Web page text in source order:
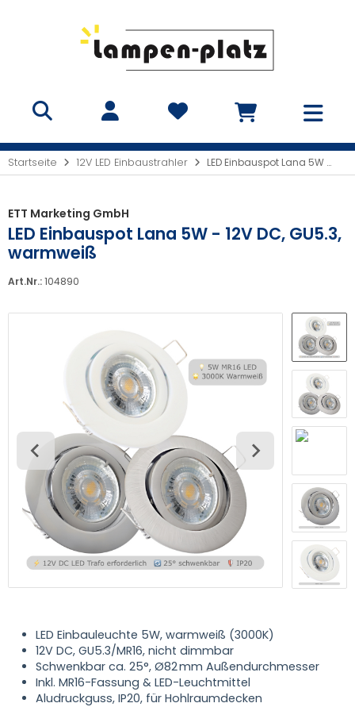
Startseite 12V LED Einbaustrahler LED Einbauspot Lana 5W - 12V DC, GU5.3, warmweiß
ETT Marketing GmbH
LED Einbauspot Lana 5W - 12V DC, GU5.3,
warmweiß
Art.Nr.:104890
LED Einbauleuchte 5W, warmweiß (3000K)
12V DC, GU5.3/MR16, nicht dimmbar
Schwenkbar ca. 25°, Ø82 mm Außendurchmesser
Inkl. MR16-Fassung & LED-Leuchtmittel
Aludruckguss, IP20, für Hohlraumdecken